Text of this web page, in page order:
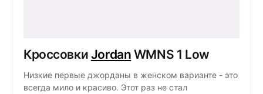
Кроссовки Jordan WMNS 1 Low
Низкие первые джорданы в женском варианте - это
всегда мило и красиво. Этот раз не стал